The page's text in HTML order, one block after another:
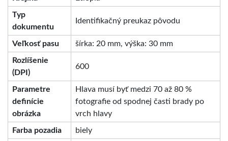
Typ
dokumentu
Identifikačný preukaz pôvodu
Veľkosť pasu šírka: 20 mm, výška: 30 mm
Rozlíšenie
(DPI)
600
Parametre
definície
obrázka
Hlava musí byť medzi 70 až 80 %
fotografie od spodnej časti brady po
vrch hlavy
Farba pozadia biely